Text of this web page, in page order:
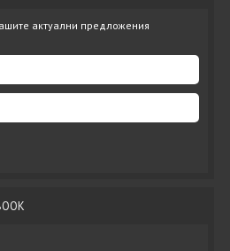
актуални предложения